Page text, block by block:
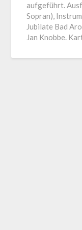
aufgeführt.
Sopran),
Jubilate Bad
Jan Knobbe.